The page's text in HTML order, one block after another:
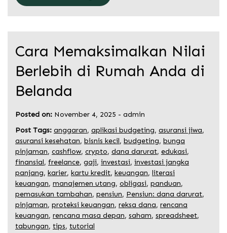
Cara Memaksimalkan Nilai
Berlebih di Rumah Anda di
Belanda
Posted on: November 4, 2025 - admin
Post Tags: anggaran, aplikasi budgeting, asuransi jiwa,
asuransi kesehatan, bisnis kecil, budgeting, bunga
pinjaman, cashflow, crypto, dana darurat, edukasi,
finansial, freelance, gaji, investasi, investasi jangka
panjang, karier, kartu kredit, keuangan, literasi
keuangan, manajemen utang, obligasi, panduan,
pemasukan tambahan, pensiun, Pensiun: dana darurat,
pinjaman, proteksi keuangan, reksa dana, rencana
keuangan, rencana masa depan, saham, spreadsheet,
tabungan, tips, tutorial